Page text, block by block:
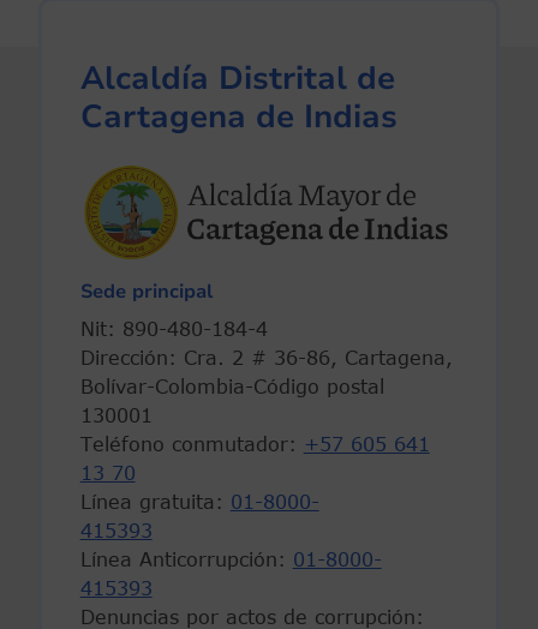
Alcaldía Distrital de
Cartagena de Indias
Sede principal
Nit: 890-480-184-4
Dirección: Cra. 2 # 36-86, Cartagena,
Bolívar-Colombia-Código postal
130001
Teléfono conmutador: +57 605 641
13 70
Línea gratuita: 01-8000-
415393
Línea Anticorrupción: 01-8000-
415393
Denuncias por actos de corrupción: